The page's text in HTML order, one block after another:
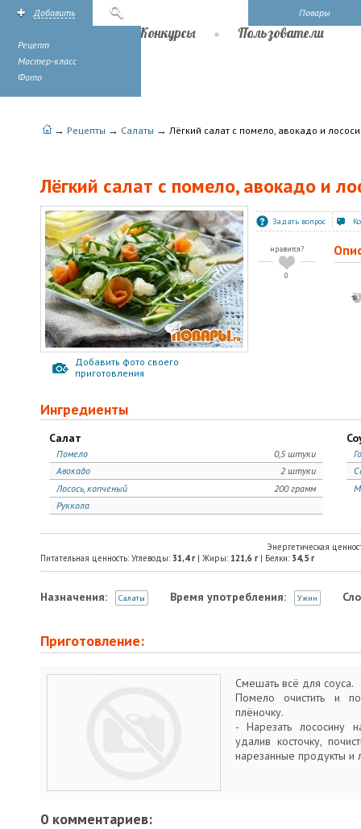
Повары
Добавить
Рецепт
Мастер-класс
Фото
Конкурсы Пользователи
→ Рецепты → Салаты → Лёгкий салат с помело, авокадо и
Лёгкий салат с помело, авокадо и
Добавить фото своего
приготовления
Задать вопрос
нравится?
0
Ингредиенты
Салат
0,5 штуки
Помело
2 штуки
Авокадо
200 грамм
Лосось, копченый
Руккола
Энергетическая
Питательная ценность: Углеводы: 31,4г| Жиры: 121,6 г| Белки: 34,5 г
Назначения: Салаты Время употребления: Ужин
Приготовление:
Смешать всё для соуса.
Помело очистить и
плёночку.
- Нарезать лососину
удалив косточку,
нарезанные продукты и
0 комментариев: